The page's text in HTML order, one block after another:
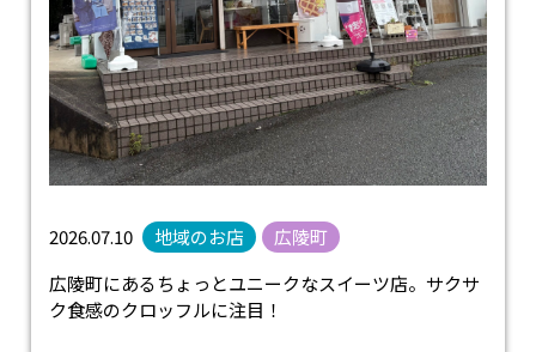
2026.07.10 地域のお店
広陵町
広陵町にあるちょっとユニークなスイーツ店。サクサ
ク食感のクロッフルに注目！